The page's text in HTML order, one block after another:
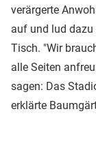
verärgerte
auf und lud dazu
Tisch. "Wir
alle Seiten
sagen: Das
erklärte